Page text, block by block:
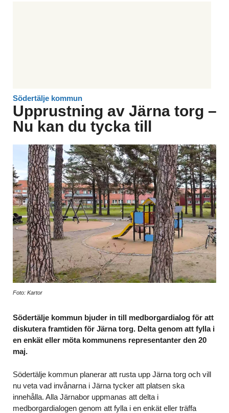
Södertälje kommun
Upprustning av Järna torg –
Nu kan du tycka till
Foto: Kartor
Södertälje kommun bjuder in till medborgardialog för att
diskutera framtiden för Järna torg. Delta genom att fylla i
en enkät eller möta kommunens representanter den 20
maj.
Södertälje kommun planerar att rusta upp Järna torg och vill
nu veta vad invånarna i Järna tycker att platsen ska
innehålla. Alla Järnabor uppmanas att delta i
medborgardialogen genom att fylla i en enkät eller träffa